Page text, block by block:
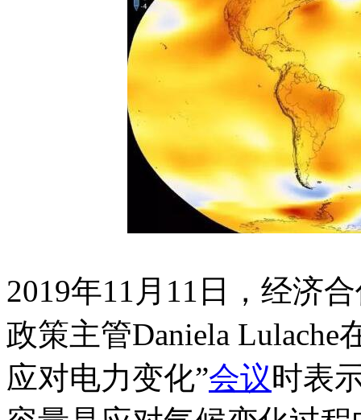
2019年11月11日，经济
政策主管Daniela
应对电力变化”会议时表